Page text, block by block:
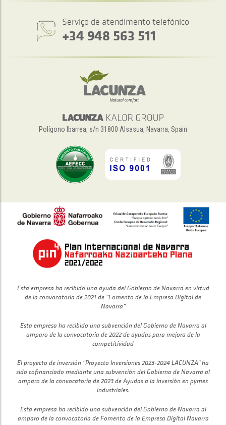
Serviço de atendimento telefónico
+34 948 563 511
Polígono Ibarrea, s/n 31800 Alsasua, Navarra, Spain
Esta empresa ha recibido una ayuda del Gobierno de Navarra en virtud
de la convocatoria de 2021 de “Fomento de la Empresa Digital de
Navarra”
Esta empresa ha recibido una subvención del Gobierno de Navarra al
amparo de la convocatoria de 2022 de ayudas para mejora de la
competitividad
El proyecto de inversión “Proyecto Inversiones 2023-2024 LACUNZA” ha
sido cofinanciado mediante una subvención del Gobierno de Navarra al
amparo de la convocatoria de 2023 de Ayudas a la inversión en pymes
industriales.
Esta empresa ha recibido una subvención del Gobierno de Navarra al
amparo de la convocatoria de Fomento de la Empresa Digital Navarra